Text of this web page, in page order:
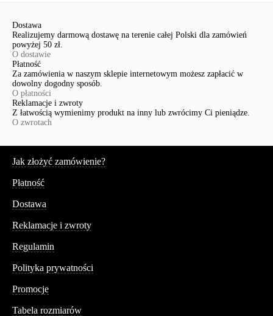
Dostawa
Realizujemy darmową dostawę na terenie całej Polski dla zamówień
powyżej 50 zł.
O dostawie
Płatność
Za zamówienia w naszym sklepie internetowym możesz zapłacić w
dowolny dogodny sposób.
O płatności
Reklamacje i zwroty
Z łatwością wymienimy produkt na inny lub zwrócimy Ci pieniądze.
O zwrotach
Jak złożyć zamówienie?
Płatność
Dostawa
Reklamacje i zwroty
Regulamin
Polityka prywatności
Promocje
Tabela rozmiarów